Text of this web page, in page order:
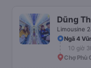
Dũng
Limousine
Ngã 4
10 giờ
Chợ Phù